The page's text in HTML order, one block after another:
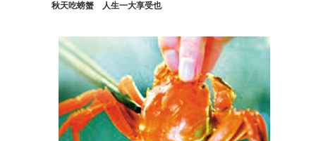
秋天吃螃蟹 人生一大享受也